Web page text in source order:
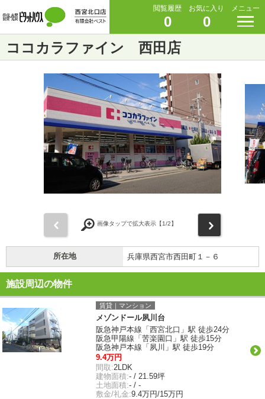
閲覧履歴
0
お気に入り
0
メニュー
ココカラファイン 西田店
画像タップで拡大表示【1/2】
所在地 兵庫県西宮市西田町１－６
施設周辺の物件
賃貸｜マンション
メゾンドール夙川台
阪急神戸本線「西宮北口」駅 徒歩24分
阪急甲陽線「苦楽園口」駅 徒歩15分
阪急神戸本線「夙川」駅 徒歩19分
9.4万円
間取:2LDK
建物面積:- / 21.59坪
土地面積:- / -
敷金/礼金:9.4万円/15万円